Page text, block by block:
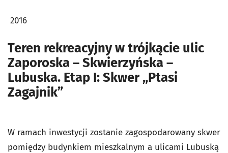
2016
Teren rekreacyjny w trójkącie ulic
Zaporoska – Skwierzyńska –
Lubuska. Etap I: Skwer „Ptasi
Zagajnik”
W ramach inwestycji zostanie zagospodarowany skwer
pomiędzy budynkiem mieszkalnym a ulicami Lubuską